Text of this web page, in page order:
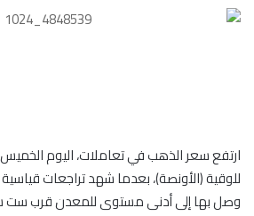
للوقية (الأونصة)، بعدما شهد تراجعات قياسية
وصل بها إلى أدنى مستوى للمعدن قرب ست